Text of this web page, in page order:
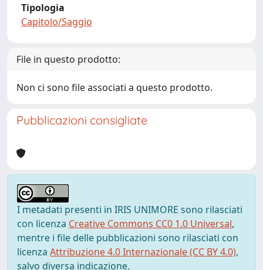
Tipologia
Capitolo/Saggio
File in questo prodotto:
Non ci sono file associati a questo prodotto.
Pubblicazioni consigliate
I metadati presenti in IRIS UNIMORE sono rilasciati
con licenza Creative Commons CC0 1.0 Universal,
mentre i file delle pubblicazioni sono rilasciati con
licenza Attribuzione 4.0 Internazionale (CC BY 4.0),
salvo diversa indicazione.